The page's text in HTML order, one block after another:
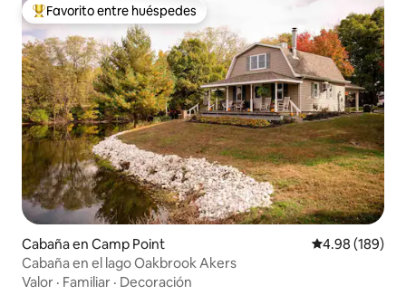
De los mejores en Favorito entre huéspedes
Favorito entre huéspedes
Cabaña en Camp Point Calificación
4.98 (189)
Cabaña en el lago Oakbrook Akers
Valor · Familiar · Decoración